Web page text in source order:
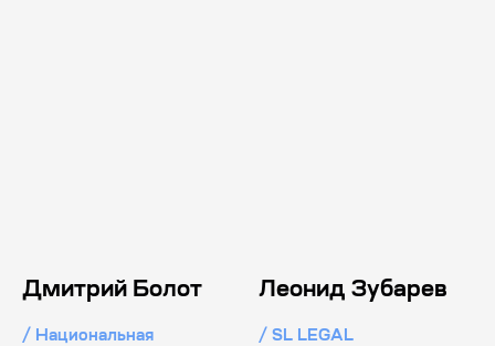
Дмитрий Болот
/ Национальная
Леонид Зубарев
/ SL LEGAL